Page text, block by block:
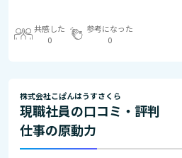
共感した
0
参考になった
0
株式会社こぱんはうすさくら
現職社員の口コミ・評判
仕事の原動力